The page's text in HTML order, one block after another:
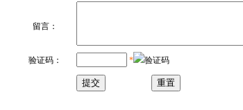
留言：
验证码：
*